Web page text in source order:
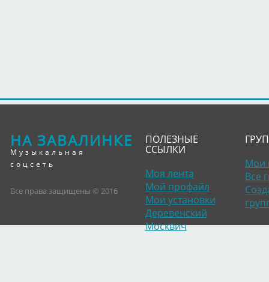
НА ЗАВАЛИНКЕ
Музыкальная
соцсеть
Все права защищены © 2016
ПОЛЕЗНЫЕ
ССЫЛКИ
Моя лента
Мой профайл
Мои установки
Деревенский
Москвич
Мои
Все